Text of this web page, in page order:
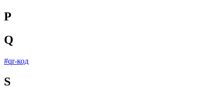
P
Q
#qr-код
S